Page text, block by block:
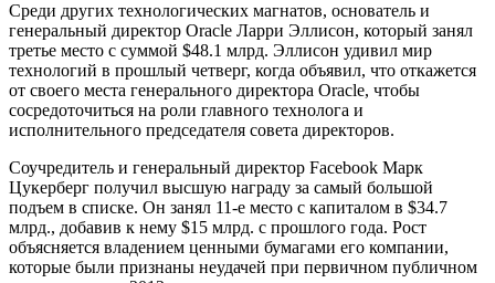
Среди других технологических магнатов, основатель и
генеральный директор Oracle Ларри Эллисон, который занял
третье место с суммой $48.1 млрд. Эллисон удивил мир
технологий в прошлый четверг, когда объявил, что откажется
от своего места генерального директора Oracle, чтобы
сосредоточиться на роли главного технолога и
исполнительного председателя совета директоров.
Соучредитель и генеральный директор Facebook Марк
Цукерберг получил высшую награду за самый большой
подъем в списке. Он занял 11-е место с капиталом в $34.7
млрд., добавив к нему $15 млрд. с прошлого года. Рост
объясняется владением ценными бумагами его компании,
которые были признаны неудачей при первичном публичном